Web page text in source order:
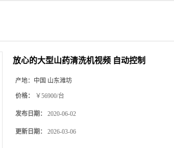
放心的大型山药清洗机视频 自动控制
产地： 中国 山东潍坊
价格： ￥56900/台
发布日期： 2020-06-02
更新日期： 2026-03-06